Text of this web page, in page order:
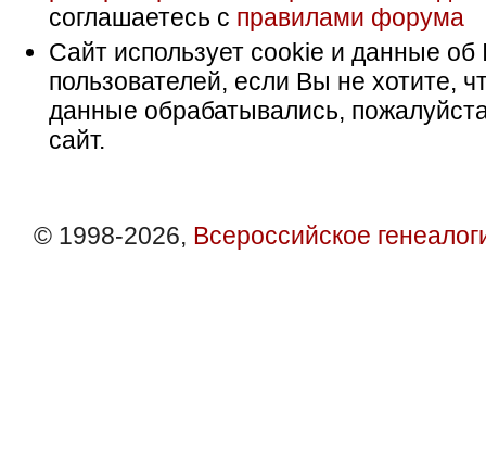
соглашаетесь с правилами форума
Сайт использует cookie и данные об
пользователей, если Вы не хотите,
данные обрабатывались,
сайт.
© 1998-2026, Всероссийское